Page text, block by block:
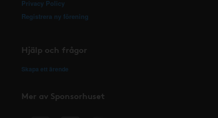
Privacy Policy
Registrera ny förening
Hjälp och frågor
Skapa ett ärende
Mer av Sponsorhuset